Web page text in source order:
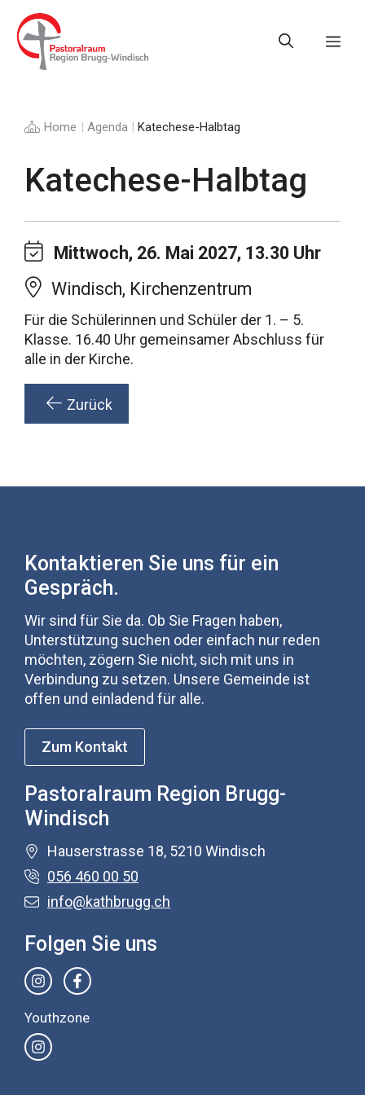
zum
Inhalt
Home | Agenda | Katechese-Halbtag
Katechese-Halbtag
Mittwoch, 26. Mai 2027, 13.30 Uhr
Windisch, Kirchenzentrum
Für die Schülerinnen und Schüler der 1. – 5.
Klasse. 16.40 Uhr gemeinsamer Abschluss für
alle in der Kirche.
Zurück
Kontaktieren Sie uns für ein
Gespräch.
Wir sind für Sie da. Ob Sie Fragen haben,
Unterstützung suchen oder einfach nur reden
möchten, zögern Sie nicht, sich mit uns in
Verbindung zu setzen. Unsere Gemeinde ist
offen und einladend für alle.
Zum Kontakt
Pastoralraum Region Brugg-
Windisch
Hauserstrasse 18, 5210 Windisch
056 460 00 50
info@kathbrugg.ch
Folgen Sie uns
Youthzone